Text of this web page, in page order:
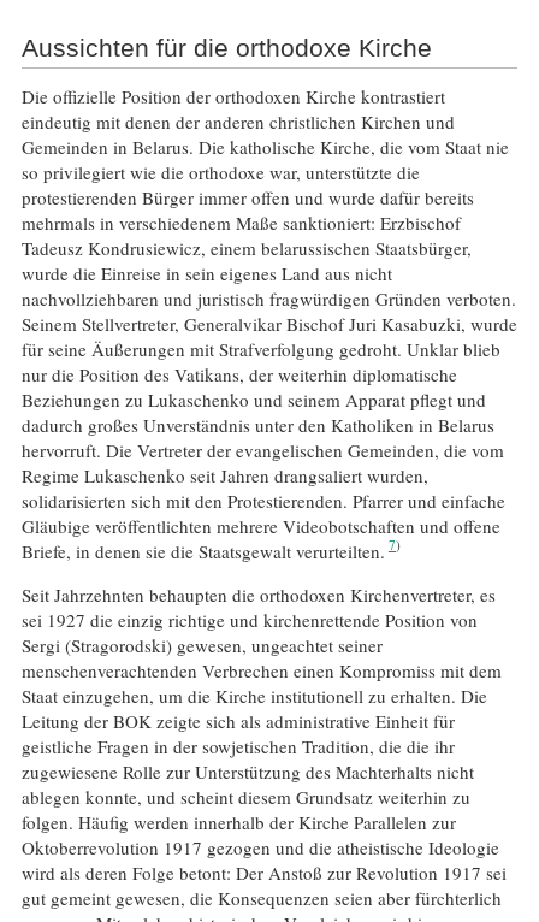
Aussichten für die orthodoxe Kirche
Die offizielle Position der orthodoxen Kirche kontrastiert
eindeutig mit denen der anderen christlichen Kirchen und
Gemeinden in Belarus. Die katholische Kirche, die vom Staat nie
so privilegiert wie die orthodoxe war, unterstützte die
protestierenden Bürger immer offen und wurde dafür bereits
mehrmals in verschiedenem Maße sanktioniert: Erzbischof
Tadeusz Kondrusiewicz, einem belarussischen Staatsbürger,
wurde die Einreise in sein eigenes Land aus nicht
nachvollziehbaren und juristisch fragwürdigen Gründen verboten.
Seinem Stellvertreter, Generalvikar Bischof Juri Kasabuzki, wurde
für seine Äußerungen mit Strafverfolgung gedroht. Unklar blieb
nur die Position des Vatikans, der weiterhin diplomatische
Beziehungen zu Lukaschenko und seinem Apparat pflegt und
dadurch großes Unverständnis unter den Katholiken in Belarus
hervorruft. Die Vertreter der evangelischen Gemeinden, die vom
Regime Lukaschenko seit Jahren drangsaliert wurden,
solidarisierten sich mit den Protestierenden. Pfarrer und einfache
Gläubige veröffentlichten mehrere Videobotschaften und offene
Briefe, in denen sie die Staatsgewalt verurteilten. 7
Seit Jahrzehnten behaupten die orthodoxen Kirchenvertreter, es
sei 1927 die einzig richtige und kirchenrettende Position von
Sergi (Stragorodski) gewesen, ungeachtet seiner
menschenverachtenden Verbrechen einen Kompromiss mit dem
Staat einzugehen, um die Kirche institutionell zu erhalten. Die
Leitung der BOK zeigte sich als administrative Einheit für
geistliche Fragen in der sowjetischen Tradition, die die ihr
zugewiesene Rolle zur Unterstützung des Machterhalts nicht
ablegen konnte, und scheint diesem Grundsatz weiterhin zu
folgen. Häufig werden innerhalb der Kirche Parallelen zur
Oktoberrevolution 1917 gezogen und die atheistische Ideologie
wird als deren Folge betont: Der Anstoß zur Revolution 1917 sei
gut gemeint gewesen, die Konsequenzen seien aber fürchterlich